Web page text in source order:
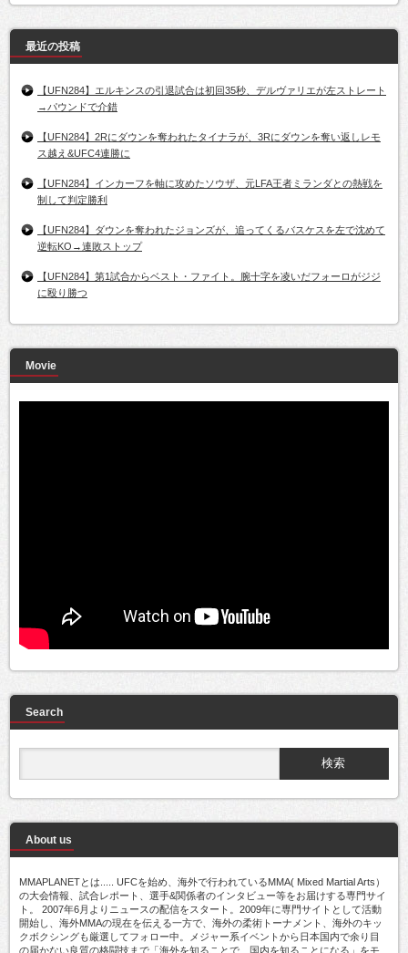
最近の投稿
【UFN284】エルキンスの引退試合は初回35秒、デルヴァリエが左ストレート
→パウンドで介錯
【UFN284】2Rにダウンを奪われたタイナラが、3Rにダウンを奪い返しレモ
ス越え&UFC4連勝に
【UFN284】インカーフを軸に攻めたソウザ、元LFA王者ミランダとの熱戦を
制して判定勝利
【UFN284】ダウンを奪われたジョンズが、追ってくるバスケスを左で沈めて
逆転KO→連敗ストップ
【UFN284】第1試合からベスト・ファイト。腕十字を凌いだフォーロがジジ
に殴り勝つ
Movie
Search
About us
MMAPLANETとは..... UFCを始め、海外で行われているMMA( Mixed Martial Arts）
の大会情報、試合レポート、選手&関係者のインタビュー等をお届けする専門サイ
ト。 2007年6月よりニュースの配信をスタート。2009年に専門サイトとして活動
開始し、海外MMAの現在を伝える一方で、海外の柔術トーナメント、海外のキッ
クボクシングも厳選してフォロー中。メジャー系イベントから日本国内で余り目
の届かない良質の格闘技まで「海外を知ることで、国内を知ることになる」をモ